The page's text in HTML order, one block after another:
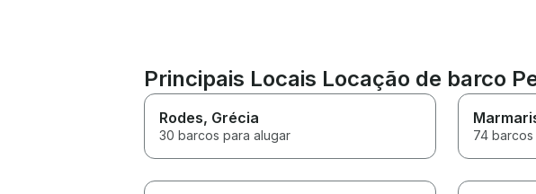
Principais Locais Locação de barco
Rodes, Grécia
30 barcos para alugar 74